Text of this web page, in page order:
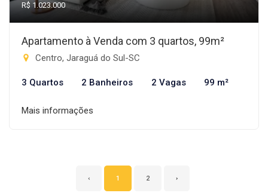
R$ 1.023.000
Apartamento à Venda com 3 quartos, 99m²
Centro, Jaraguá do Sul-SC
3 Quartos 2 Banheiros 2 Vagas 99 m²
Mais informações
‹ 1 2 ›